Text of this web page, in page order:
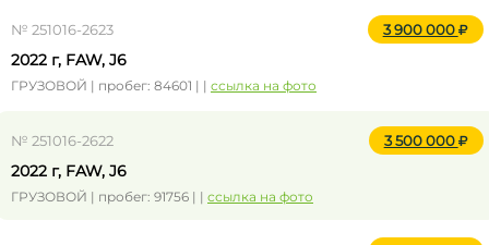
№ 251016-2623 3 900 000
2022 г, FAW, J6
ГРУЗОВОЙ | пробег: 84601 | | ссылка на фото
№ 251016-2622 3 500 000
2022 г, FAW, J6
ГРУЗОВОЙ | пробег: 91756 | | ссылка на фото